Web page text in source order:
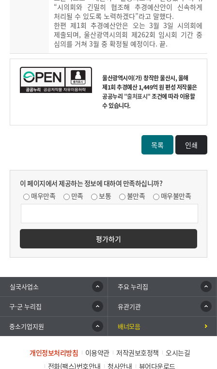
“시의회와 긴밀히 협조해 추경예산안이 신속하게
처리될 수 있도록 노력하겠다”라고 말했다.
한편 제1회 추경예산안은 오는 3월 3일 시의회에
제출되며, 울산광역시의회 제262회 임시회 기간 중
심의를 거쳐 3월 중 확정될 예정이다. 끝.
울산광역시이(가) 창작한울산시, 올해
제1회 추경예산 1,449억 원 편성저작물은
공공누리 "출처표시"조건에 따라 이용할
수 있습니다.
목록 인쇄
이 페이지에서 제공하는 정보에 대하여 만족하십니까?
매우만족
만족 보통 불만족 매우불만족
평가하기
실국사업소 주요 누리집
구·군 누리집 유관기관
중소기업지원 배너모음
개인정보처리방침 이용약관 저작권보호정책
오시는길
전화(팩스)번호안내
청사안내 뷰어다운로드